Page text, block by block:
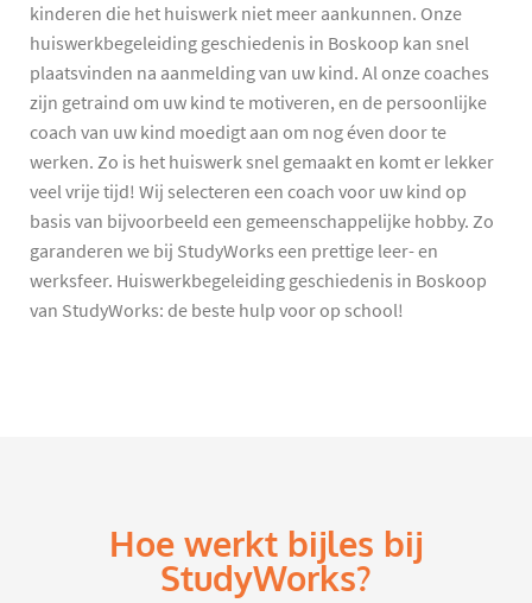
kinderen die het huiswerk niet meer aankunnen. Onze
huiswerkbegeleiding geschiedenis in Boskoop kan snel
plaatsvinden na aanmelding van uw kind. Al onze coaches
zijn getraind om uw kind te motiveren, en de persoonlijke
coach van uw kind moedigt aan om nog éven door te
werken. Zo is het huiswerk snel gemaakt en komt er lekker
veel vrije tijd! Wij selecteren een coach voor uw kind op
basis van bijvoorbeeld een gemeenschappelijke hobby. Zo
garanderen we bij StudyWorks een prettige leer- en
werksfeer. Huiswerkbegeleiding geschiedenis in Boskoop
van StudyWorks: de beste hulp voor op school!
Hoe werkt bijles bij
StudyWorks?